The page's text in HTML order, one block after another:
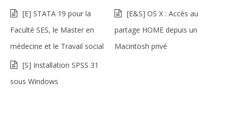
[E] STATA 19 pour la
Faculté SES, le Master en
médecine et le Travail social
[E&S] OS X : Accès au
partage HOME depuis un
Macintosh privé
[S] Installation SPSS 31
sous Windows